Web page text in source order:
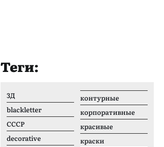
Теги:
3Д
blackletter
CCCР
decorative
контурные
корпоративные
красивые
краски